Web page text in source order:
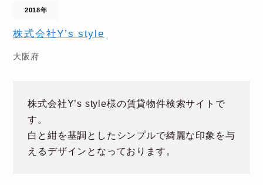
2018年
株式会社Y’s style
大阪府
株式会社Y’s style様の賃貸物件検索サイトで
す。
白と紺を基調としたシンプルで綺麗な印象を与
えるデザインとなっております。